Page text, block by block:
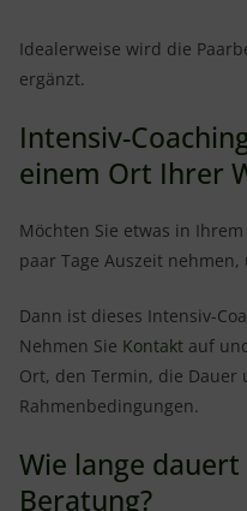
Idealerweise wird die
ergänzt.
Intensiv-
einem Ort Ihrer
Möchten Sie etwas in
paar Tage Auszeit
Dann ist dieses Intensiv-
Nehmen Sie Kontakt auf
Ort, den Termin, die Dauer
Rahmenbedingungen.
Wie lange
Beratung?